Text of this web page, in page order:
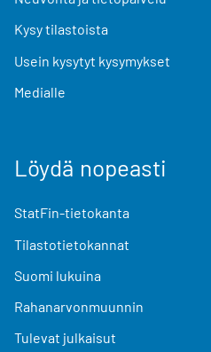
Kysy tilastoista
Usein kysytyt kysymykset
Medialle
Löydä nopeasti
StatFin-tietokanta
Tilastotietokannat
Suomi lukuina
Rahanarvonmuunnin
Tulevat julkaisut